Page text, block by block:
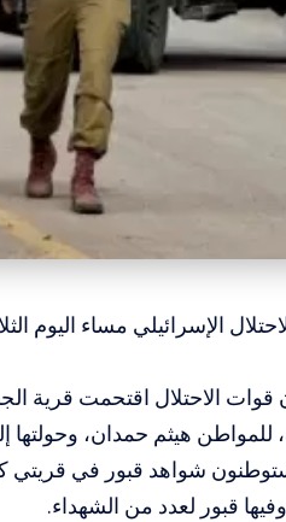
الإسرائيلي مساء اليوم
الاحتلال اقتحمت قرية
للمواطن هيثم حمدان،
شواهد قبور في قريتي
قبور لعدد من الشهداء.